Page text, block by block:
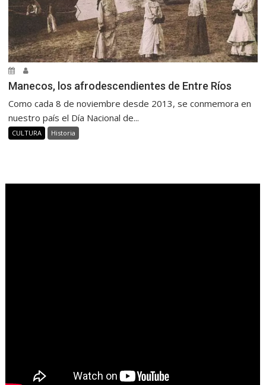
Manecos, los afrodescendientes de Entre Ríos
Como cada 8 de noviembre desde 2013, se conmemora en
nuestro país el Día Nacional de...
CULTURA Historia